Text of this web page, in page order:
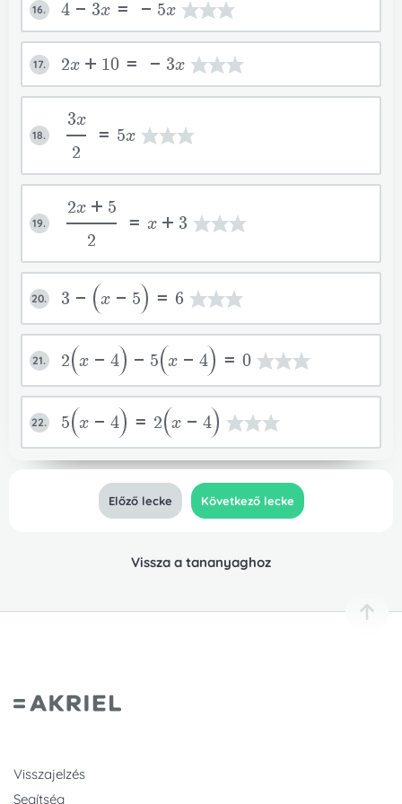
Vissza a bevitelhez Használati útmutató
16. 4-3x=-5x
17. 2x+10=-3x
18.
3x
2
=5x
19.
2x+5
2
=x+3
20. 3- x-5 =6
21. 2 x-4 -5 x-4 =0
22. 5 x-4 =2 x-4
Előző lecke Következő lecke
Vissza a tananyaghoz
Visszajelzés
Segítség
Regisztráció Mégsem